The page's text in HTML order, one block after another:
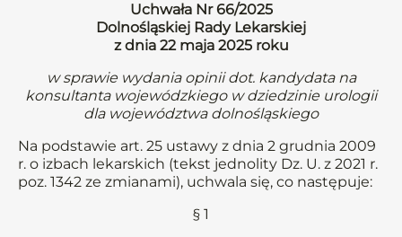
Uchwała Nr 66/2025
Dolnośląskiej Rady Lekarskiej
z dnia 22 maja 2025 roku
w sprawie wydania opinii dot. kandydata na
konsultanta wojewódzkiego w dziedzinie urologii
dla województwa dolnośląskiego
Na podstawie art. 25 ustawy z dnia 2 grudnia 2009
r. o izbach lekarskich (tekst jednolity Dz. U. z 2021 r.
poz. 1342 ze zmianami), uchwala się, co następuje:
§ 1